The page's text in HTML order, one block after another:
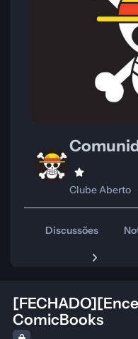
Clube Aberto
Discussões
ComicBooks